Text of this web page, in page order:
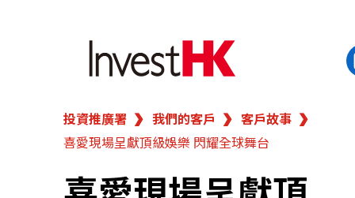
繁 简
香港營商優勢
投資推廣署 我們的客戶
客戶故事
喜愛現場呈獻頂級娛樂 閃耀全球舞台